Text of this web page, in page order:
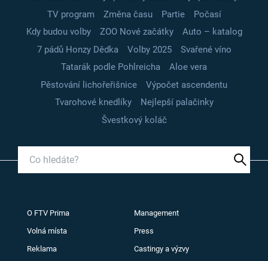
TV program
Změna času Partie
Počasí
Kdy budou volby
ZOO Nové začátky
Auto – katalog
7 pádů Honzy Dědka
Volby 2025
Svařené víno
Tatarák podle Pohlreicha
Aloe vera
Pěstování lichořeřišnice
Výpočet ascendentu
Tvarohové knedlíky
Nejlepší palačinky
Švestkový koláč
O FTV Prima Management
Volná místa Press
Reklama Castingy a výzvy